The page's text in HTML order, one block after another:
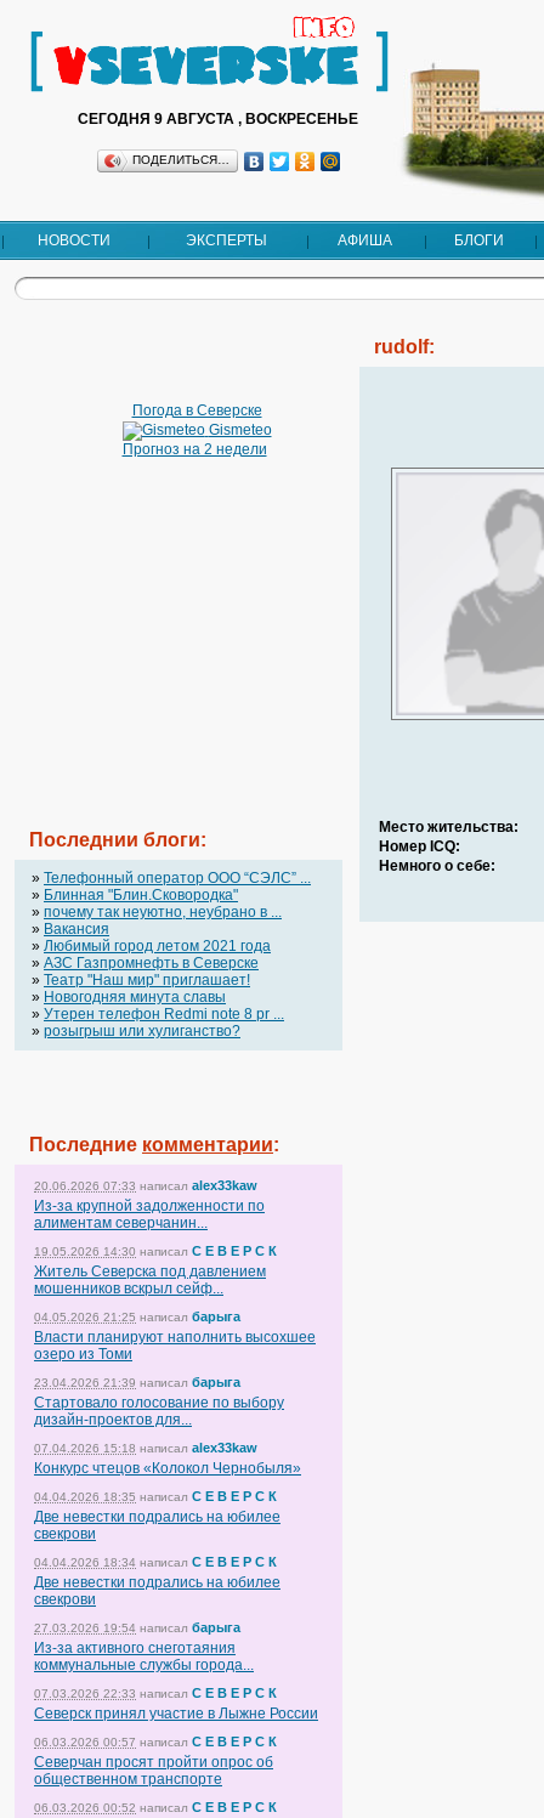
СЕГОДНЯ 9 АВГУСТА , ВОСКРЕСЕНЬЕ
ПОДЕЛИТЬСЯ…
НОВОСТИ ЭКСПЕРТЫ АФИША БЛОГИ
Погода в Северске
Gismeteo
Прогноз на 2 недели
Последнии блоги:
» Телефонный оператор OOO “СЭЛС” ...
» Блинная "Блин.Сковородка"
» почему так неуютно, неубрано в ...
» Вакансия
» Любимый город летом 2021 года
» АЗС Газпромнефть в Северске
» Театр "Наш мир" приглашает!
» Новогодняя минута славы
» Утерен телефон Redmi note 8 pr ...
» розыгрыш или хулиганство?
Последние комментарии:
20.06.2026 07:33 написал alex33kaw
Из-за крупной задолженности по
алиментам северчанин...
19.05.2026 14:30 написал С Е В Е Р С К
Житель Северска под давлением
мошенников вскрыл сейф...
04.05.2026 21:25 написал барыга
Власти планируют наполнить высохшее
озеро из Томи
23.04.2026 21:39 написал барыга
Стартовало голосование по выбору
дизайн-проектов для...
07.04.2026 15:18 написал alex33kaw
Конкурс чтецов «Колокол Чернобыля»
04.04.2026 18:35 написал С Е В Е Р С К
Две невестки подрались на юбилее
свекрови
04.04.2026 18:34 написал С Е В Е Р С К
Две невестки подрались на юбилее
свекрови
27.03.2026 19:54 написал барыга
Из-за активного снеготаяния
коммунальные службы города...
07.03.2026 22:33 написал С Е В Е Р С К
Северск принял участие в Лыжне России
06.03.2026 00:57 написал С Е В Е Р С К
Северчан просят пройти опрос об
общественном транспорте
06.03.2026 00:52 написал С Е В Е Р С К
rudolf:
Место жительства:
Номер ICQ:
Немного о себе: